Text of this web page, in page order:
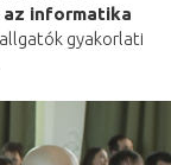
az informatika
gyakorlati